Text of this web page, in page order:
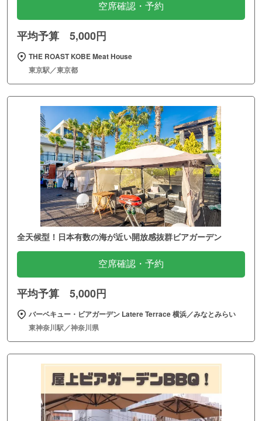
空席確認・予約
平均予算 5,000円
THE ROAST KOBE Meat House
東京駅／東京都
全天候型！日本有数の海が近い開放感抜群ビアガーデン
空席確認・予約
平均予算 5,000円
バーベキュー・ビアガーデン Latere Terrace 横浜／みなとみらい
東神奈川駅／神奈川県